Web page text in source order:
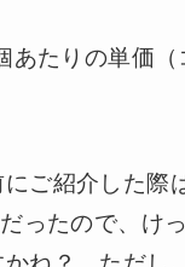
あたりの単価（
ご紹介した際
ったので、け